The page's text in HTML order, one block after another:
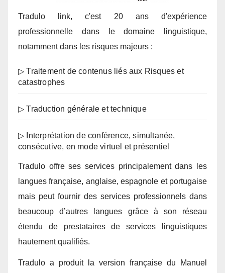
Tradulo link, c'est 20 ans d'expérience
professionnelle dans le domaine linguistique,
notamment dans les risques majeurs :
▷ Traitement de contenus liés aux Risques et
catastrophes
▷ Traduction générale et technique
▷ Interprétation de conférence, simultanée,
consécutive, en mode virtuel et présentiel
Tradulo offre ses services principalement dans les
langues française, anglaise, espagnole et portugaise
mais peut fournir des services professionnels dans
beaucoup d’autres langues grâce à son réseau
étendu de prestataires de services linguistiques
hautement qualifiés.
Tradulo a produit la version française du Manuel